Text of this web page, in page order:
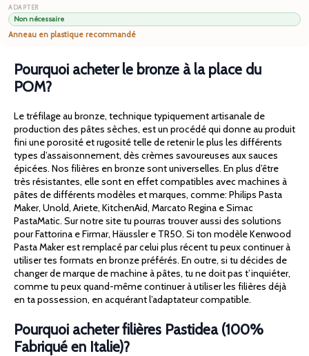
Non nécessaire
Anneau en plastique recommandé
Pourquoi acheter le bronze à la place du
POM?
Le tréfilage au bronze, technique typiquement artisanale de
production des pâtes sèches, est un procédé qui donne au produit
fini une porosité et rugosité telle de retenir le plus les différents
types d’assaisonnement, dès crèmes savoureuses aux sauces
épicées. Nos filières en bronze sont universelles. En plus d’être
très résistantes, elle sont en effet compatibles avec machines à
pâtes de différents modèles et marques, comme: Philips Pasta
Maker, Unold, Ariete, KitchenAid, Marcato Regina e Simac
PastaMatic. Sur notre site tu pourras trouver aussi des solutions
pour Fattorina e Firmar, Häussler e TR50. Si ton modèle Kenwood
Pasta Maker est remplacé par celui plus récent tu peux continuer à
utiliser tes formats en bronze préférés. En outre, si tu décides de
changer de marque de machine à pâtes, tu ne doit pas t’inquiéter,
comme tu peux quand-même continuer à utiliser les filières déjà
en ta possession, en acquérant l’adaptateur compatible.
Pourquoi acheter filières Pastidea (100%
Fabriqué en Italie)?